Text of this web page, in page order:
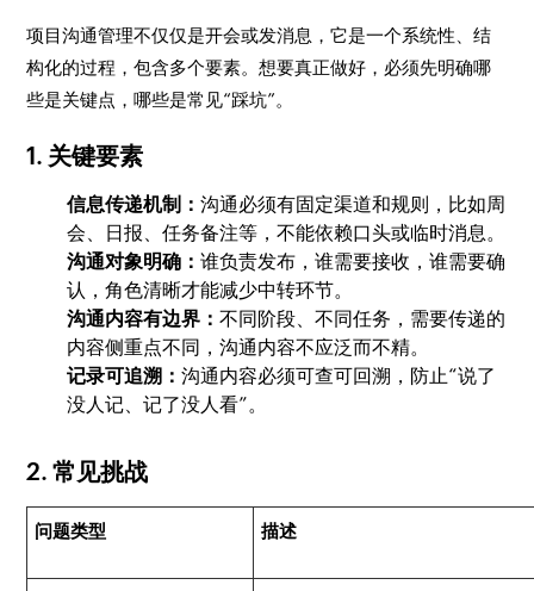
项目沟通管理不仅仅是开会或发消息，它是一个系统性、结
构化的过程，包含多个要素。想要真正做好，必须先明确哪
些是关键点，哪些是常见“踩坑”。
1. 关键要素
信息传递机制：沟通必须有固定渠道和规则，比如周
会、日报、任务备注等，不能依赖口头或临时消息。
沟通对象明确：谁负责发布，谁需要接收，谁需要确
认，角色清晰才能减少中转环节。
沟通内容有边界：不同阶段、不同任务，需要传递的
内容侧重点不同，沟通内容不应泛而不精。
记录可追溯：沟通内容必须可查可回溯，防止“说了
没人记、记了没人看”。
2. 常见挑战
问题类型 描述